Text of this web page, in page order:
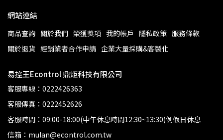
網站連結
商品查詢 關於我們 榮獲獎項 我的帳戶 隱私政策 服務條款
關於退貨 經銷業者合作申請 企業大量採購&客製化
易控王Econtrol 鼎炬科技有限公司
客服專線：0222426363
客服傳真：0222452626
客服時間：09:00-18:00(中午休息時間12:30~13:30)例假日休息
信箱：mulan@econtrol.com.tw